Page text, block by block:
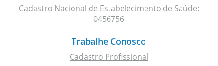
Cadastro Nacional de Estabelecimento de Saúde:
0456756
Trabalhe Conosco
Cadastro Profissional